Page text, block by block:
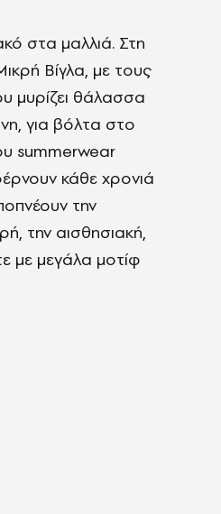
στα μαλλιά. Στη
Βίγλα, με τους
μυρίζει θάλασσα
για βόλτα στο
summerwear
κάθε χρονιά
την
την αισθησιακή,
με μεγάλα μοτίφ